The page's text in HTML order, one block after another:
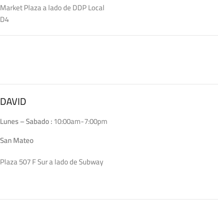
Market Plaza a lado de DDP Local
D4
DAVID
Lunes – Sabado :10:00am-7:00pm
San Mateo
Plaza 507 F Sur a lado de Subway